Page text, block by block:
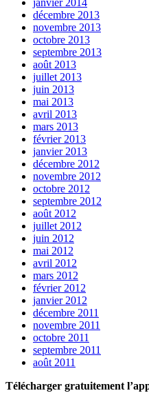
décembre 2013
novembre 2013
octobre 2013
septembre 2013
août 2013
juillet 2013
juin 2013
mai 2013
avril 2013
mars 2013
février 2013
janvier 2013
décembre 2012
novembre 2012
octobre 2012
septembre 2012
août 2012
juillet 2012
juin 2012
mai 2012
avril 2012
mars 2012
février 2012
janvier 2012
décembre 2011
novembre 2011
octobre 2011
septembre 2011
août 2011
Télécharger gratuitement